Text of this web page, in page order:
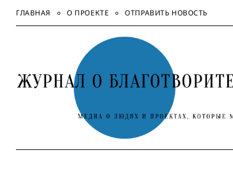
SkipГЛАВНАЯ О ПРОЕКТЕ ОТПРАВИТЬ НОВОСТЬ